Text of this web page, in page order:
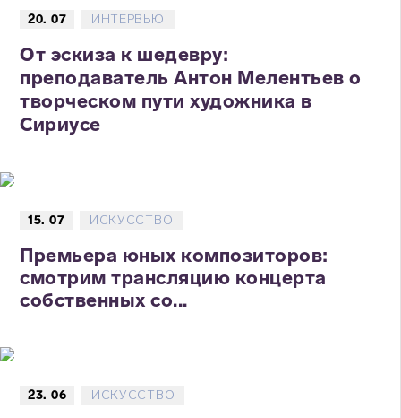
20. 07 ИНТЕРВЬЮ
От эскиза к шедевру:
преподаватель Антон Мелентьев о
творческом пути художника в
Сириусе
15. 07 ИСКУССТВО
Премьера юных композиторов:
смотрим трансляцию концерта
собственных со...
23. 06 ИСКУССТВО